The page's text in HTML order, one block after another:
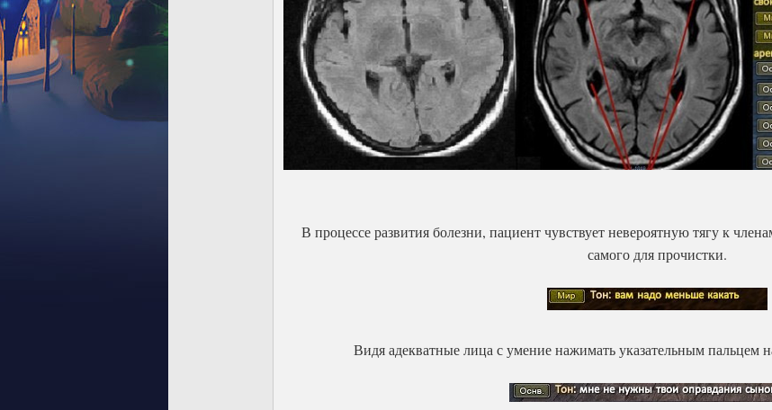
В процессе развития болезни, пациент чувствует невероятную тягу к
самого для прочистки.
Видя адекватные лица с умение нажимать указательным пальцем